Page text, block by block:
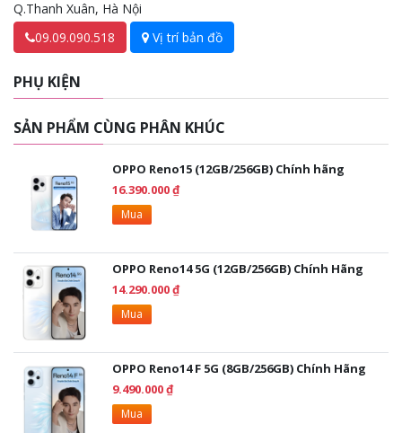
Q.Thanh Xuân, Hà Nội
09.09.090.518
Vị trí bản đồ
PHỤ KIỆN
SẢN PHẨM CÙNG PHÂN KHÚC
OPPO Reno15 (12GB/256GB) Chính hãng
16.390.000 ₫
Mua
OPPO Reno14 5G (12GB/256GB) Chính Hãng
14.290.000 ₫
Mua
OPPO Reno14 F 5G (8GB/256GB) Chính Hãng
9.490.000 ₫
Mua